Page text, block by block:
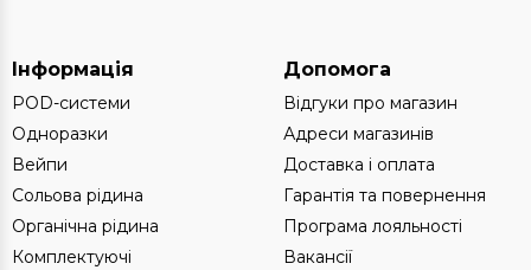
Інформація
POD-системи
Одноразки
Вейпи
Сольова рідина
Органічна рідина
Комплектуючі
Допомога
Відгуки про магазин
Адреси магазинів
Доставка і оплата
Гарантія та повернення
Програма лояльності
Вакансії